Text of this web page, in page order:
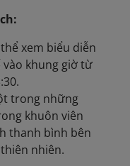
xem biểu diễn
khung giờ từ
trong những
khuôn viên
thanh bình bên
nhiên.